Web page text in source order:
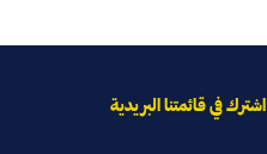
اشترك في قائمتنا البريدية